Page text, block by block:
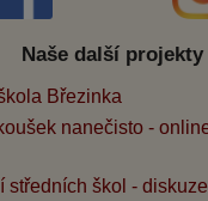
Naše další projekty
Březinka
nanečisto -
středních škol -